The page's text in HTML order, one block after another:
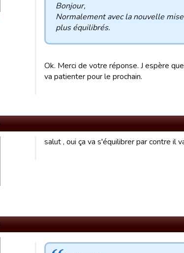
Bonjour,
Normalement avec la nouvelle
plus équilibrés.
Ok. Merci de votre réponse. J espère
va patienter pour le prochain.
salut , oui ça va s'équilibrer par contre il